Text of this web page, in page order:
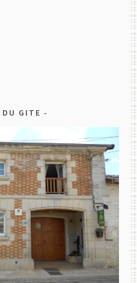
DU GITE